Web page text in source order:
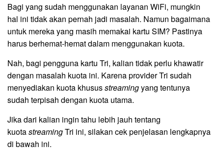
Bagi yang sudah menggunakan layanan WiFi, mungkin
hal ini tidak akan pernah jadi masalah. Namun bagaimana
untuk mereka yang masih memakai kartu SIM? Pastinya
harus berhemat-hemat dalam menggunakan kuota.
Nah, bagi pengguna kartu Tri, kalian tidak perlu khawatir
dengan masalah kuota ini. Karena provider Tri sudah
menyediakan kuota khususstreamingyang tentunya
sudah terpisah dengan kuota utama.
Jika dari kalian ingin tahu lebih jauh tentang
kuotastreamingTri ini, silakan cek penjelasan lengkapnya
di bawah ini.